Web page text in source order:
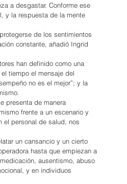
a desgastar. Conforme ese
y la respuesta de la mente
de los sentimientos
constante, añadió Ingrid
han definido como una
tiempo el mensaje del
no es el mejor”; y la
presenta de manera
frente a un escenario y
el personal de salud, nos
un cansancio y un cierto
hasta que empiezan a
ausentismo, abuso
y en individuos